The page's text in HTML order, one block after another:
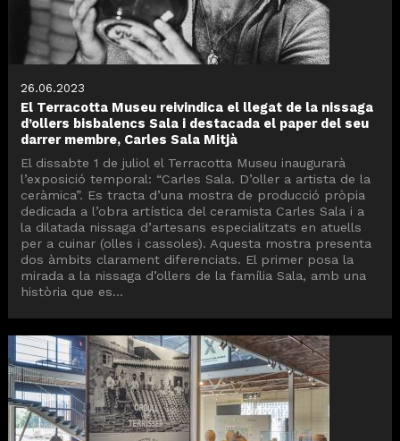
26.06.2023
El Terracotta Museu reivindica el llegat de la nissaga
d’ollers bisbalencs Sala i destacada el paper del seu
darrer membre, Carles Sala Mitjà
El dissabte 1 de juliol el Terracotta Museu inaugurarà
l’exposició temporal: “Carles Sala. D’oller a artista de la
ceràmica”. Es tracta d’una mostra de producció pròpia
dedicada a l’obra artística del ceramista Carles Sala i a
la dilatada nissaga d’artesans especialitzats en atuells
per a cuinar (olles i cassoles). Aquesta mostra presenta
dos àmbits clarament diferenciats. El primer posa la
mirada a la nissaga d’ollers de la família Sala, amb una
història que es...